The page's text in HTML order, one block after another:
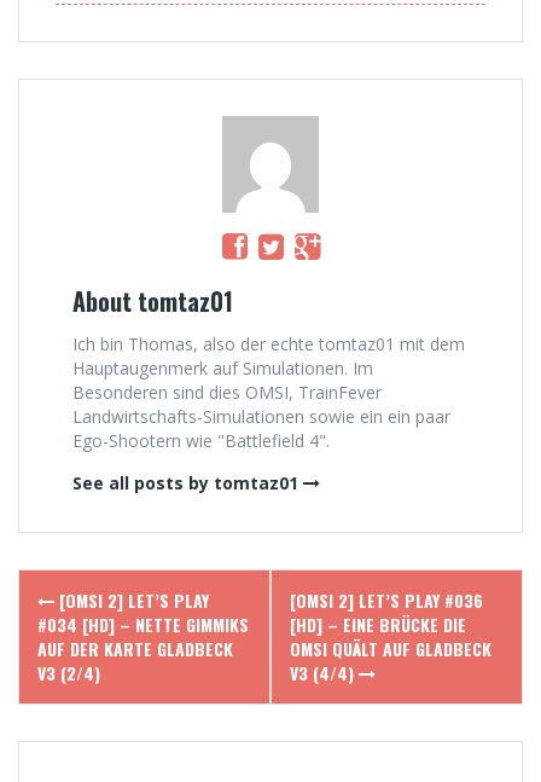
About tomtaz01
Ich bin Thomas, also der echte tomtaz01 mit dem
Hauptaugenmerk auf Simulationen. Im
Besonderen sind dies OMSI, TrainFever
Landwirtschafts-Simulationen sowie ein ein paar
Ego-Shootern wie "Battlefield 4".
See all posts by tomtaz01
Post
navigation
[OMSI 2] LET’S PLAY
#034 [HD] – NETTE GIMMIKS
AUF DER KARTE GLADBECK
V3 (2/4)
[OMSI 2] LET’S PLAY #036
[HD] – EINE BRÜCKE DIE
OMSI QUÄLT AUF GLADBECK
V3 (4/4)